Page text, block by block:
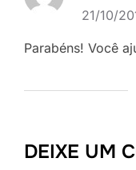
21/10/
Parabéns! Você
DEIXE UM